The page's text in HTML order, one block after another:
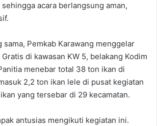
acara berlangsung aman,
sama, Pemkab Karawang menggelar
di kawasan KW 5, belakang Kodim
menebar total 38 ton ikan di
2,2 ton ikan lele di pusat kegiatan
yang tersebar di 29 kecamatan.
antusias mengikuti kegiatan ini.